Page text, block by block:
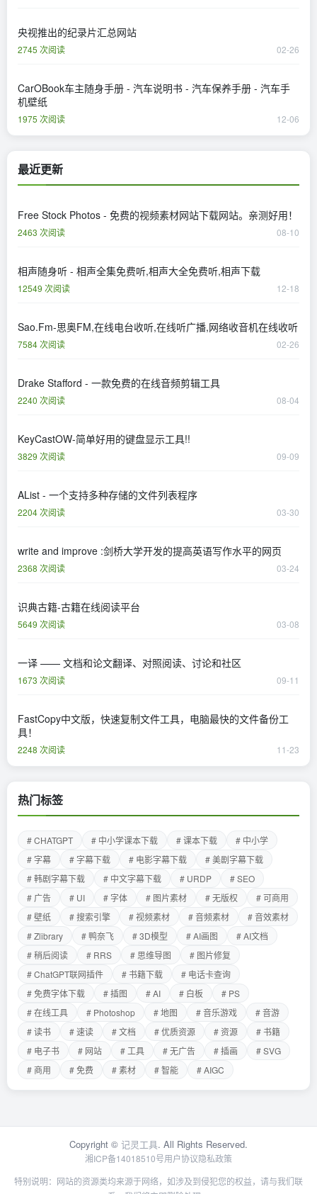
央视推出的纪录片汇总网站
2745 次阅读 02-26
CarOBook车主随身手册 - 汽车说明书 - 汽车保养手册 - 汽车手
机壁纸
1975 次阅读 12-06
最近更新
Free Stock Photos - 免费的视频素材网站下载网站。亲测好用！
2463 次阅读 08-10
相声随身听 - 相声全集免费听,相声大全免费听,相声下载
12549 次阅读 12-18
Sao.Fm-思奥FM,在线电台收听,在线听广播,网络收音机在线收听
7584 次阅读 02-26
Drake Stafford - 一款免费的在线音频剪辑工具
2240 次阅读 08-04
KeyCastOW-简单好用的键盘显示工具!!
3829 次阅读 09-09
AList - 一个支持多种存储的文件列表程序
2204 次阅读 03-30
write and improve :剑桥大学开发的提高英语写作水平的网页
2368 次阅读 03-24
识典古籍-古籍在线阅读平台
5649 次阅读 03-08
一译 —— 文档和论文翻译、对照阅读、讨论和社区
1673 次阅读 09-11
FastCopy中文版，快速复制文件工具，电脑最快的文件备份工
具！
2248 次阅读 11-23
热门标签
# CHATGPT # 中小学课本下载 # 课本下载
# 中小学
# 字幕
# 字幕下载 # 电影字幕下载
# 美剧字幕下载
# 韩剧字幕下载
# 中文字幕下载 # URDP
# SEO
# 广告
# UI # 字体 # 图片素材 # 无版权
# 可商用
# 壁纸
# 搜索引擎 # 视频素材 # 音频素材
# 音效素材
# Zlibrary
# 鸭奈飞 # 3D模型 # AI画图
# AI文档
# 稍后阅读
# RRS # 思维导图
# 图片修复
# ChatGPT联网插件
# 书籍下载
# 电话卡查询
# 免费字体下载
# 插图 # AI # 白板
# PS
# 在线工具
# Photoshop # 地图 # 音乐游戏
# 音游
# 读书
# 速读 # 文档 # 优质资源 # 资源
# 书籍
# 电子书
# 网站 # 工具 # 无广告 # 插画
# SVG
# 商用
# 免费 # 素材 # 智能 # AIGC
Copyright © 记灵工具. All Rights Reserved.
湘ICP备14018510号用户协议隐私政策
特别说明：网站的资源类均来源于网络，如涉及到侵犯您的权益，请与我们联